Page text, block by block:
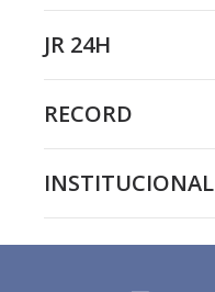
JR 24H
RECORD
INSTITUCIONAL